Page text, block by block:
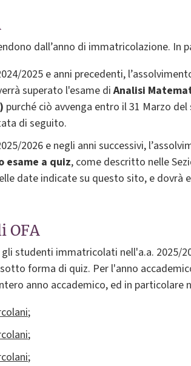
dall’anno di immatricolazione. In
2025 e anni precedenti,
superato l'esame diAnalisi
purché ciò avvenga entro il 31 Marzo
di seguito.
2026 e negli anni successivi,
esame a quiz, come descritto nelle
date indicate su questo sito, e dovrà
OFA
gli studenti immatricolati nell'a.a. 2025/
forma di quiz. Per l'anno
anno accademico, ed in particolare
;
;
;